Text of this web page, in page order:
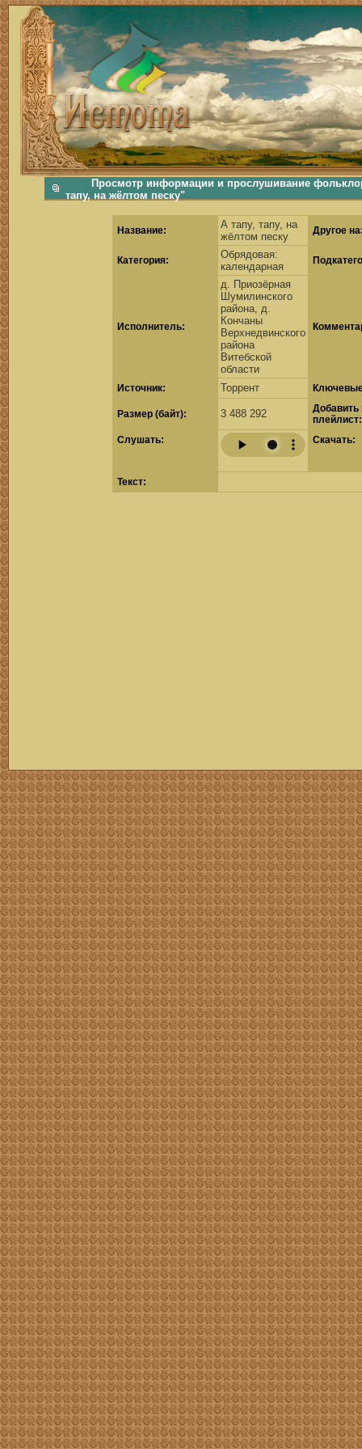
фольклорная музыка, фольклор хороводы бабушки русские народные песни послушать скачать каталог фольклора Скачать Поиск музыки, поиск фольклора, искать песни, как пели
Просмотр информации и прослушивание
тапу, на жёлтом песку"
Название:
А тапу, тапу, на
жёлтом песку
Другое
Категория:
Обрядовая:
календарная
Исполнитель:
д. Приозёрная
Шумилинского
района, д.
Кончаны
Верхнедвинского
района
Витебской
области
Источник: Торрент
Размер (байт): 3 488 292
Добавить
плейлист:
Cлушать:
Скачать:
Текст:
скачать mp3 бесплатно мп3,Россия,патриот,сохранение традиций,великая страна,история,тексты песен, описание песен, удобный каталог mp3 фольклора